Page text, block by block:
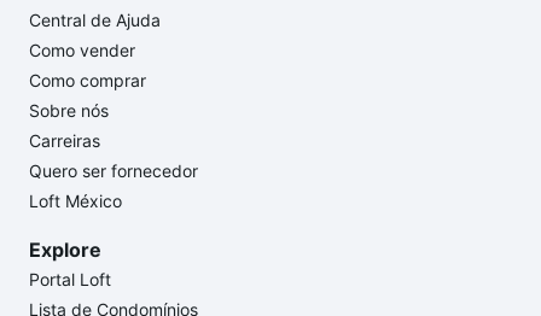
Central de Ajuda
Como vender
Como comprar
Sobre nós
Carreiras
Quero ser fornecedor
Loft México
Explore
Portal Loft
Lista de Condomínios